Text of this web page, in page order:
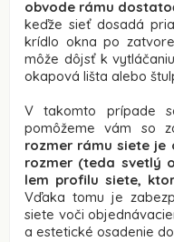
obvode rámu
keďže sieť dosadá
krídlo okna po
môže dôjsť k
okapová lišta alebo
V takomto prípade
pomôžeme vám so
rozmer rámu siete je
rozmer (teda svetlý
lem profilu siete,
Vďaka tomu je
siete voči
a estetické osadenie